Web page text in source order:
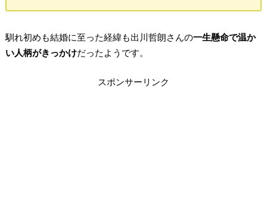
馴れ初めも結婚に至った経緯も出川哲朗さんの一生懸命で温か
い人柄がきっかけだったようです。
スポンサーリンク